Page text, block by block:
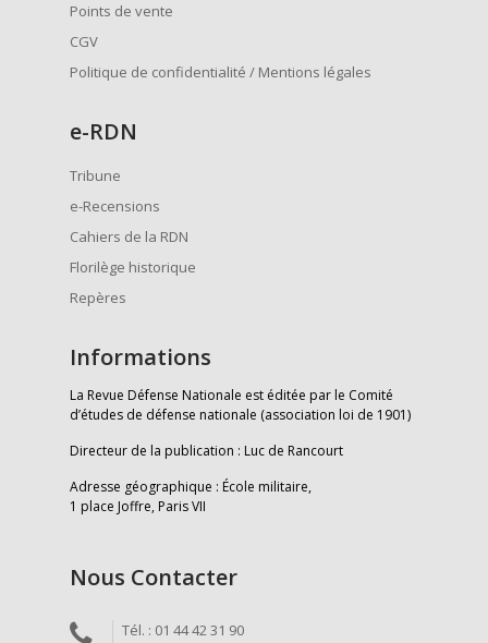
Points de vente
CGV
Politique de confidentialité / Mentions légales
e-RDN
Tribune
e-Recensions
Cahiers de la RDN
Florilège historique
Repères
Informations
La Revue Défense Nationale est éditée par le Comité
d’études de défense nationale (association loi de 1901)
Directeur de la publication : Luc de Rancourt
Adresse géographique : École militaire,
1 place Joffre, Paris VII
Nous Contacter
Tél. : 01 44 42 31 90